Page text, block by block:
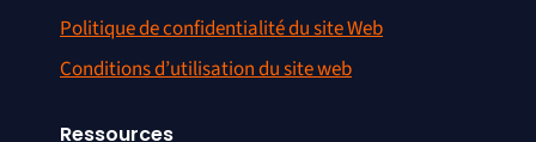
Politique de confidentialité du site Web
Conditions d’utilisation du site web
Ressources